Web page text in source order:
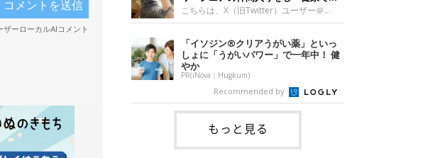
めたそうです。眠るなっちゃん。
@Pkndg_
犬・小次郎くん（撮影時5才）。こちら
は、飼い主さんの妹さんと一緒に散歩をし
日、飼い主さんは実家から自宅へ帰る途
中、妹さんと公園で待ち合わせ
ージの隅で不安そうにお迎え当日のシルビ
アちゃん。@nemonemotos今回紹介する
のは、X（旧Twitter）ユーザー
@nemonemotosさんの愛犬・シルビアち
ゃん（撮影当時、生後推定2カ月）。飼い
主さんが「#最初に撮った一枚」として投
稿した写真には、ケージの隅で不安そうな
表情を浮かべるシルビアちゃんの姿が写っ
ていました。こちらは、保護犬だったシル
やかな暮らしが続いてほしい」と願う
こちらは、X（旧Twitter）ユーザー＠
kotubusuke617さんが投稿した写真。写
っているのは、愛犬でチワワのつぶしゃん
（本名：こつぶちゃん）です。飼い主さん
の腕にしがみつくつぶしゃん（撮影時6
才）＠kotubusuke617撮影当時の状況に
ついて伺うと、飼い主さんはこう教えてく
れました。飼い主さん： 「ある休日のこ
とです。私がソファに座った途端にひざの
上にのってきたので、そのままなでながら
テレビを見ていたのですが、微動だにしな
いので気になって見てみると、腕にしがみ
「イソジン®クリアうがい薬」といっ
しょに「うがいパワー」で一年中！ 健
やか
PR(iNova｜Hugkum)
Recommended by
もっと見る